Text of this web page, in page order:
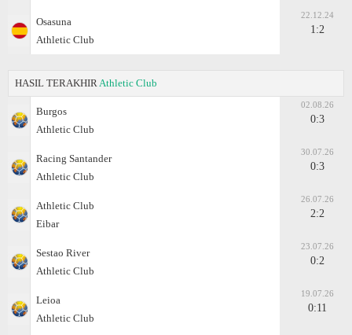
Osasuna
Athletic Club
22.12.24
1:2
HASIL TERAKHIR Athletic Club
Burgos
Athletic Club
02.08.26
0:3
Racing Santander
Athletic Club
30.07.26
0:3
Athletic Club
Eibar
26.07.26
2:2
Sestao River
Athletic Club
23.07.26
0:2
Leioa
Athletic Club
19.07.26
0:11